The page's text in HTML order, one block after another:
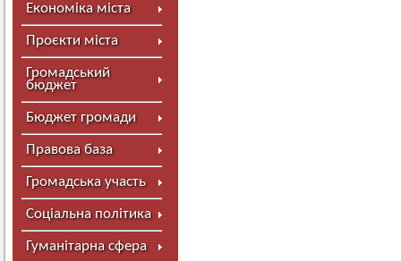
Економіка міста
Проєкти міста
Громадський
бюджет
Бюджет громади
Правова база
Громадська участь
Соціальна політика
Гуманітарна сфера